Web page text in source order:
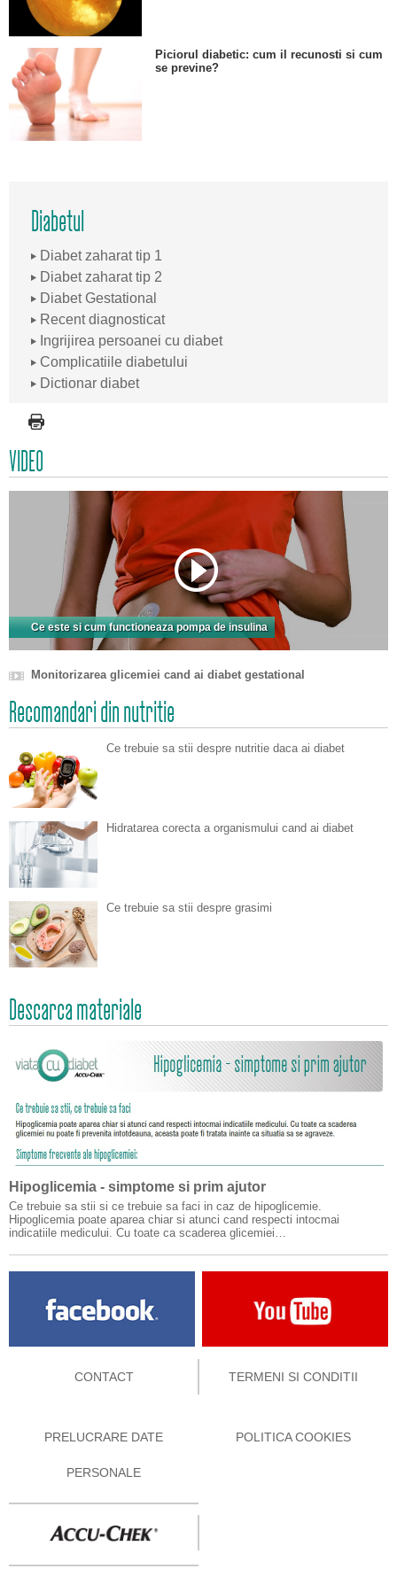
Piciorul diabetic: cum il recunosti si cum
se previne?
Diabetul
Diabet zaharat tip 1
Diabet zaharat tip 2
Diabet Gestational
Recent diagnosticat
Ingrijirea persoanei cu diabet
Complicatiile diabetului
Dictionar diabet
VIDEO
Ce este si cum functioneaza pompa de insulina
Monitorizarea glicemiei cand ai diabet gestational
Recomandari din nutritie
Ce trebuie sa stii despre nutritie daca ai diabet
Hidratarea corecta a organismului cand ai diabet
Ce trebuie sa stii despre grasimi
Descarca materiale
Hipoglicemia - simptome si prim ajutor
Ce trebuie sa stii si ce trebuie sa faci in caz de hipoglicemie.
Hipoglicemia poate aparea chiar si atunci cand respecti intocmai
indicatiile medicului. Cu toate ca scaderea glicemiei…
CONTACT TERMENI SI CONDITII
PRELUCRARE DATE
PERSONALE
POLITICA COOKIES